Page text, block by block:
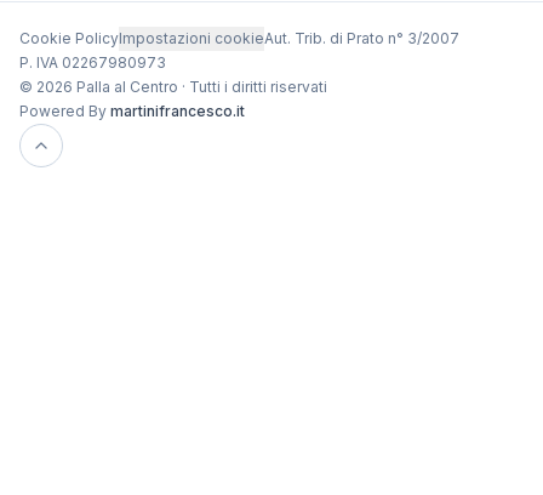
Cookie PolicyImpostazioni cookieAut. Trib. di Prato n° 3/2007
P. IVA 02267980973
© 2026 Palla al Centro · Tutti i diritti riservati
Powered By martinifrancesco.it